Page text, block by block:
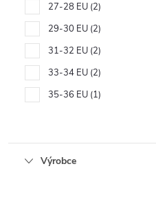
27-28 EU 2
29-30 EU 2
31-32 EU 2
33-34 EU 2
35-36 EU 1
Výrobce